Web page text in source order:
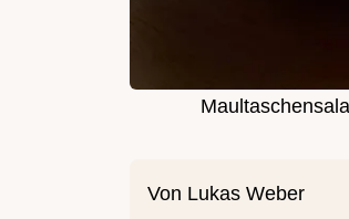
Von Lukas Weber